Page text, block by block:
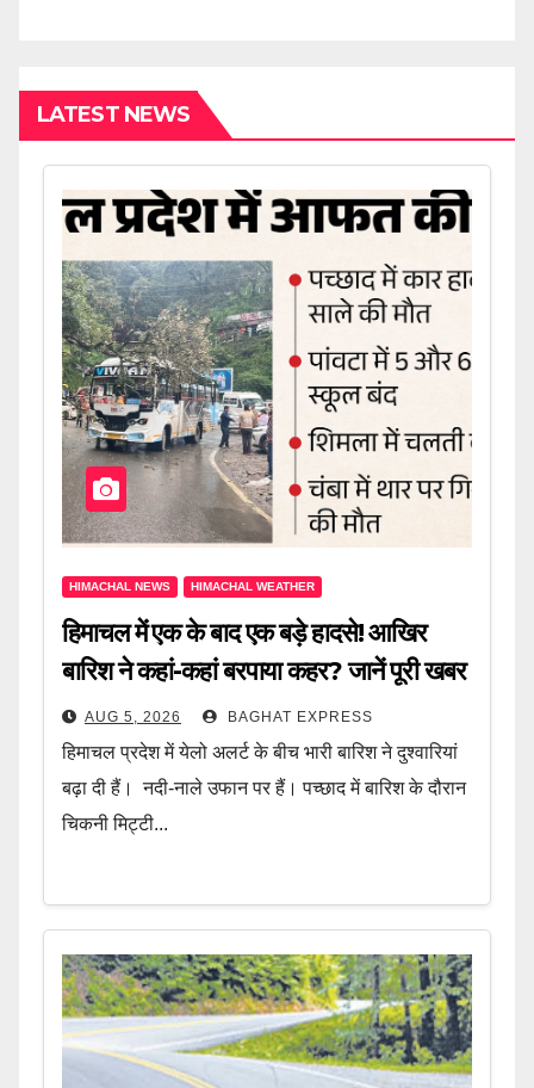
LATEST NEWS
HIMACHAL NEWS HIMACHAL WEATHER
हिमाचल में एक के बाद एक बड़े हादसे! आखिर
बारिश ने कहां-कहां बरपाया कहर? जानें पूरी खबर
AUG 5, 2026 BAGHAT EXPRESS
हिमाचल प्रदेश में येलो अलर्ट के बीच भारी बारिश ने दुश्वारियां
बढ़ा दी हैं। नदी-नाले उफान पर हैं। पच्छाद में बारिश के दौरान
चिकनी मिट्टी...